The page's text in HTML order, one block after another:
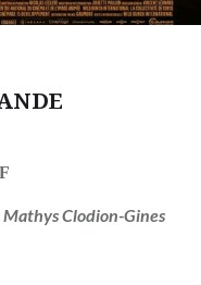
Mathys Clodion-Gines